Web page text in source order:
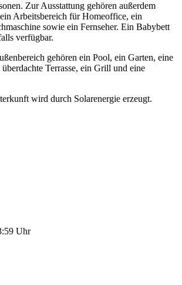
Zur Ausstattung gehören außerdem
Arbeitsbereich für Homeoffice, ein
sowie ein Fernseher. Ein Babybett
verfügbar.
gehören ein Pool, ein Garten, eine
Terrasse, ein Grill und eine
wird durch Solarenergie erzeugt.
Uhr